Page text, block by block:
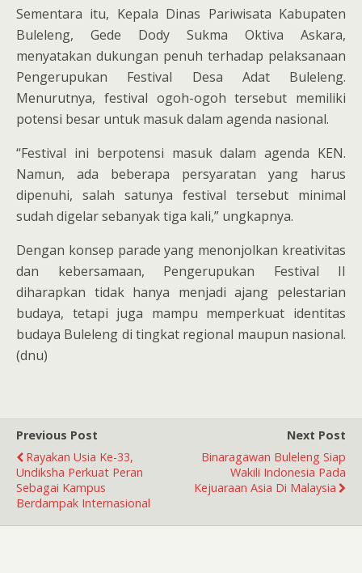
Sementara itu, Kepala Dinas Pariwisata Kabupaten
Buleleng, Gede Dody Sukma Oktiva Askara,
menyatakan dukungan penuh terhadap pelaksanaan
Pengerupukan Festival Desa Adat Buleleng.
Menurutnya, festival ogoh-ogoh tersebut memiliki
potensi besar untuk masuk dalam agenda nasional.
“Festival ini berpotensi masuk dalam agenda KEN.
Namun, ada beberapa persyaratan yang harus
dipenuhi, salah satunya festival tersebut minimal
sudah digelar sebanyak tiga kali,” ungkapnya.
Dengan konsep parade yang menonjolkan kreativitas
dan kebersamaan, Pengerupukan Festival II
diharapkan tidak hanya menjadi ajang pelestarian
budaya, tetapi juga mampu memperkuat identitas
budaya Buleleng di tingkat regional maupun nasional.
(dnu)
Previous Post
Rayakan Usia Ke-33,
Undiksha Perkuat Peran
Sebagai Kampus
Berdampak Internasional
Next Post
Binaragawan Buleleng Siap
Wakili Indonesia Pada
Kejuaraan Asia Di Malaysia